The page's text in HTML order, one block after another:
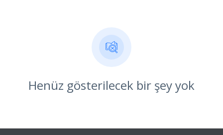
Henüz gösterilecek bir şey yok